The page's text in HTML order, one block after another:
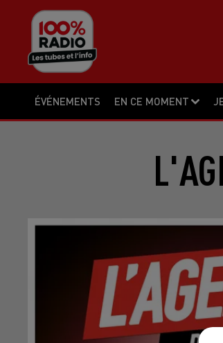
ÉVÉNEMENTS EN CE MOMENT